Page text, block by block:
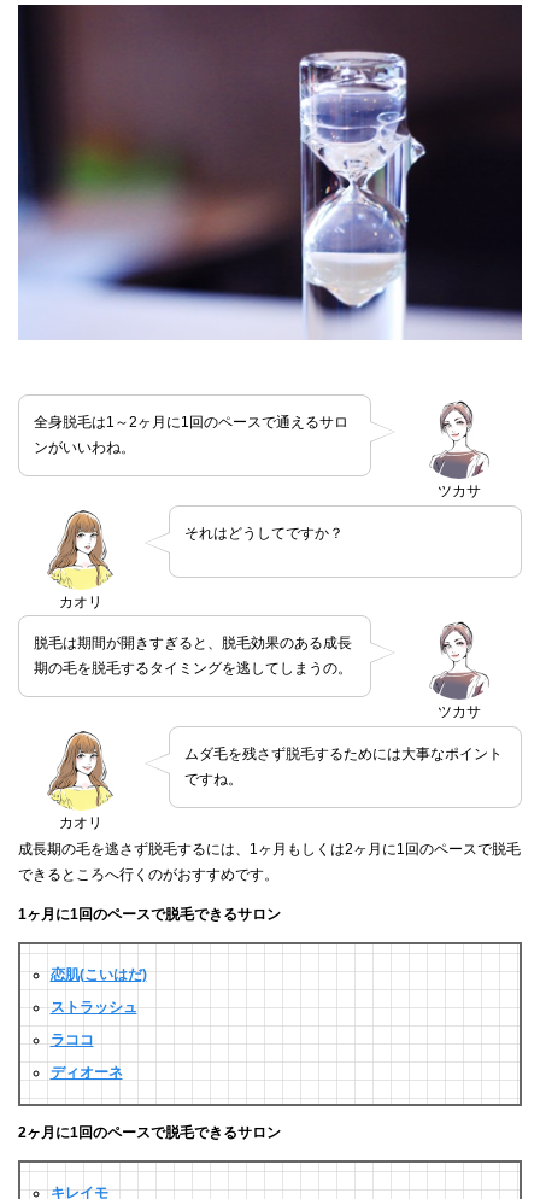
ツカサ
全身脱毛は1～2ヶ月に1回のペースで通えるサロ
ンがいいわね。
カオリ
それはどうしてですか？
ツカサ
脱毛は期間が開きすぎると、脱毛効果のある成長
期の毛を脱毛するタイミングを逃してしまうの。
カオリ
ムダ毛を残さず脱毛するためには大事なポイント
ですね。
成長期の毛を逃さず脱毛するには、1ヶ月もしくは2ヶ月に1回のペースで脱毛
できるところへ行くのがおすすめです。
1ヶ月に1回のペースで脱毛できるサロン
恋肌(こいはだ)
ストラッシュ
ラココ
ディオーネ
2ヶ月に1回のペースで脱毛できるサロン
キレイモ